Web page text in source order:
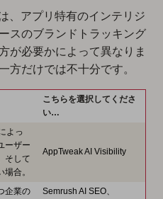
、アプリ特有のインテリジ
スのブランドトラッキング
が必要かによって異なりま
方だけでは不十分です。
こちらを選択してくださ
い…
よっ
ーザー
そして
合。
AppTweak AI Visibility
企業の
Semrush AI SEO、